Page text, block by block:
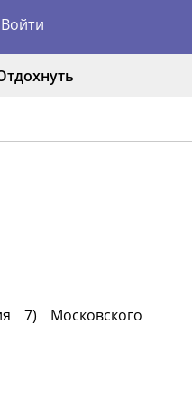
Войти
7) Московского